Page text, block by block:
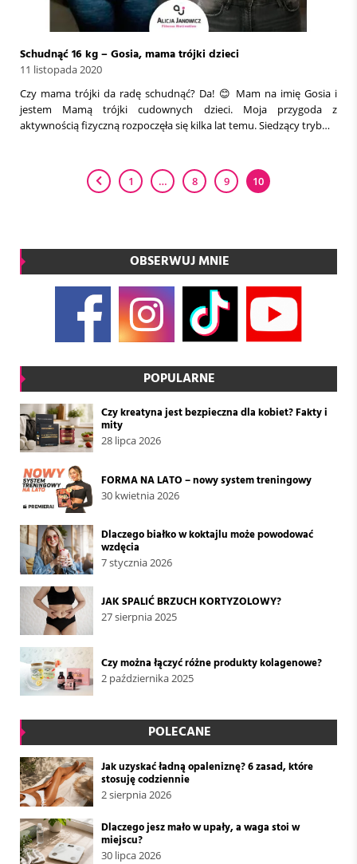
Schudnąć 16 kg – Gosia, mama trójki dzieci
11 listopada 2020
Czy mama trójki da radę schudnąć? Da! 😊 Mam na imię Gosia i
jestem Mamą trójki cudownych dzieci. Moja przygoda z
aktywnością fizyczną rozpoczęła się kilka lat temu. Siedzący tryb…
1 … 8 9 10
OBSERWUJ MNIE
POPULARNE
Czy kreatyna jest bezpieczna dla kobiet? Fakty i
mity
28 lipca 2026
FORMA NA LATO – nowy system treningowy
30 kwietnia 2026
Dlaczego białko w koktajlu może powodować
wzdęcia
7 stycznia 2026
JAK SPALIĆ BRZUCH KORTYZOLOWY?
27 sierpnia 2025
Czy można łączyć różne produkty kolagenowe?
2 października 2025
POLECANE
Jak uzyskać ładną opaleniznę? 6 zasad, które
stosuję codziennie
2 sierpnia 2026
Dlaczego jesz mało w upały, a waga stoi w
miejscu?
30 lipca 2026